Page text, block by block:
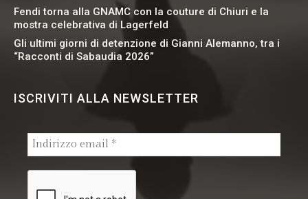
Fendi torna alla GNAMC con la couture di Chiuri e la
mostra celebrativa di Lagerfeld
Gli ultimi giorni di detenzione di Gianni Alemanno, tra i
“Racconti di Sabaudia 2026”
ISCRIVITI ALLA NEWSLETTER